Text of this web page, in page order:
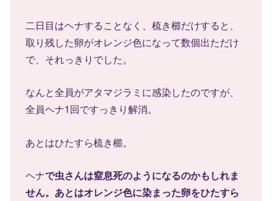
二日目はヘナすることなく、梳き櫛だけすると、
取り残した卵がオレンジ色になって数個出ただけ
で、それっきりでした。
なんと全員がアタマジラミに感染したのですが、
全員ヘナ1回ですっきり解消。
あとはひたすら梳き櫛。
ヘナで虫さんは窒息死のようになるのかもしれま
せん。あとはオレンジ色に染まった卵をひたすら